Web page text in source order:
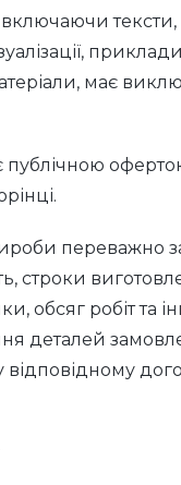
включаючи
має
публічною
переважно
строки
обсяг робіт та
деталей
відповідному